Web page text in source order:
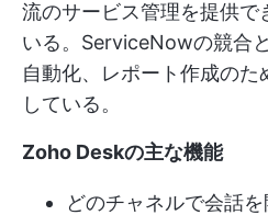
流のサービス管理を提供で
いる。ServiceNowの競合
自動化、レポート作成の
している。
Zoho Deskの主な機能
どのチャネルで会話